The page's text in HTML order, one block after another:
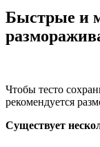
Быстрые и
Чтобы тесто
рекомендуется
Существует